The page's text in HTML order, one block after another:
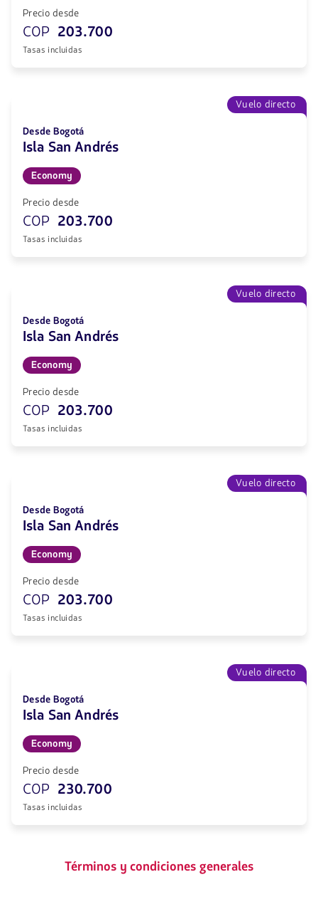
Precio desde
COP 203.700
Tasas incluidas
Vuelo directo
Desde Bogotá
Isla San Andrés
Economy
Precio desde
COP 203.700
Tasas incluidas
Vuelo directo
Desde Bogotá
Isla San Andrés
Economy
Precio desde
COP 203.700
Tasas incluidas
Vuelo directo
Desde Bogotá
Isla San Andrés
Economy
Precio desde
COP 203.700
Tasas incluidas
Vuelo directo
Desde Bogotá
Isla San Andrés
Economy
Precio desde
COP 230.700
Tasas incluidas
Términos y condiciones generales